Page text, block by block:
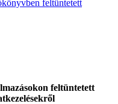
feltüntetett
feltüntetett